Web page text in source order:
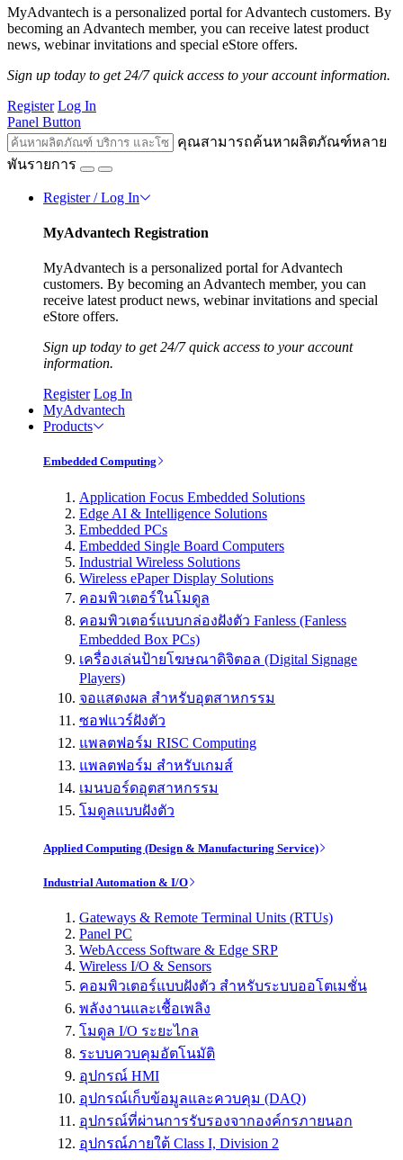
MyAdvantech is a personalized portal for Advantech customers. By
becoming an Advantech member, you can receive latest product
news, webinar invitations and special eStore offers.
Sign up today to get 24/7 quick access to your account information.
Register Log In
Panel Button
คุณสามารถค้นหาผลิตภัณฑ์หลาย
พันรายการ
Register / Log In
MyAdvantech Registration
MyAdvantech is a personalized portal for Advantech
customers. By becoming an Advantech member, you can
receive latest product news, webinar invitations and special
eStore offers.
Sign up today to get 24/7 quick access to your account
information.
Register Log In
MyAdvantech
Products
Embedded Computing
Application Focus Embedded Solutions
Edge AI & Intelligence Solutions
Embedded PCs
Embedded Single Board Computers
Industrial Wireless Solutions
Wireless ePaper Display Solutions
คอมพิวเตอร์ในโมดูล
คอมพิวเตอร์แบบกล่องฝังตัว Fanless (Fanless
Embedded Box PCs)
เครื่องเล่นป้ายโฆษณาดิจิตอล (Digital Signage
Players)
จอแสดงผล สำหรับอุตสาหกรรม
ซอฟแวร์ฝังตัว
แพลตฟอร์ม RISC Computing
แพลตฟอร์ม สำหรับเกมส์
เมนบอร์ดอุตสาหกรรม
โมดูลแบบฝังตัว
Applied Computing (Design & Manufacturing Service)
Industrial Automation & I/O
Gateways & Remote Terminal Units (RTUs)
Panel PC
WebAccess Software & Edge SRP
Wireless I/O & Sensors
คอมพิวเตอร์แบบฝังตัว สำหรับระบบออโตเมชั่น
พลังงานและเชื้อเพลิง
โมดูล I/O ระยะไกล
ระบบควบคุมอัตโนมัติ
อุปกรณ์ HMI
อุปกรณ์เก็บข้อมูลและควบคุม (DAQ)
อุปกรณ์ที่ผ่านการรับรองจากองค์กรภายนอก
อุปกรณ์ภายใต้ Class I, Division 2